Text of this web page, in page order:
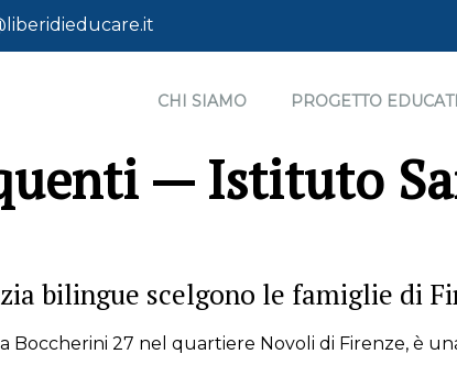
CHI SIAMO PROGETTO
— Istituto
bilingue scelgono le famiglie di
Boccherini 27 nel quartiere Novoli di Firenze, è